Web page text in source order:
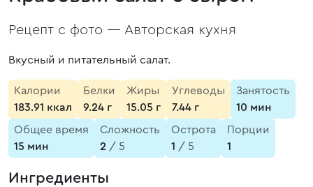
Рецепт с фото — Авторская кухня
Вкусный и питательный салат.
Калории
183.91 ккал
Белки
9.24 г
Жиры
15.05 г
Углеводы
7.44 г
Занятость
10 мин
Общее время
15 мин
Сложность
2 / 5
Острота
1 / 5
Порции
1
Ингредиенты